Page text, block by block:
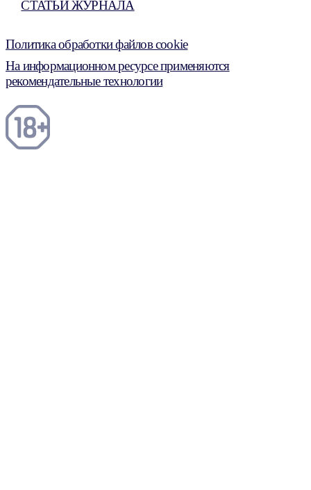
СТАТЬИ ЖУРНАЛА
Политика обработки файлов cookie
На информационном ресурсе применяются
рекомендательные технологии